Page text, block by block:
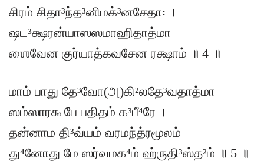
சிரம் சிதா³ந்த³னிமக்³னசேதா꞉ ।
ஷட³க்ஷரன்யாஸஸமாஹிதாத்மா
ஶைவேன குர்யாத்கவசேன ரக்ஷாம் ॥ 4 ॥
மாம் பாது தே³வோ(அ)கி²லதே³வதாத்மா
ஸம்ஸாரகூபே பதிதம் க³பீ⁴ரே ।
தன்னாம தி³வ்யம் வரமந்த்ரமூலம்
து⁴னோது மே ஸர்வமக⁴ம் ஹ்ருதி³ஸ்த²ம் ॥ 5 ॥